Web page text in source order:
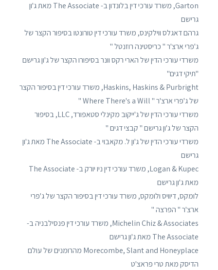
Garton, משרד עורכי דין בלונדון ב- The Associate מאת ג'ון
גרישם
גרהם דאגלס ווילקינס, משרד עורכי דין טורונטו בסיפור הקצר של
ג'פרי ארצ'ר " כריסטינה רוזנטל "
משרדי עורכי הדין של הארי רקס וונר בסיפורו הקצר של ג'ון גרישם
"תיקי דגים"
Haskins, Haskins & Purbright, משרד עורכי דין בסיפור הקצר
של ג'פרי ארצ'ר " Where There's a Will "
משרדי עורכי הדין של ג'ייקוב מקינלי סטאפורד, LLC, בסיפור
הקצר של ג'ון גרישם " קבצי דגים "
משרדי עורכי הדין של ג'ון ל. מקאבוי ב- The Associate מאת ג'ון
גרישם
Logan & Kupec, משרד עורכי דין ניו יורק ב- The Associate
מאת ג'ון גרישם
לומקס, דיוויס ולומקס, משרד עורכי דין בסיפור הקצר של ג'פרי
ארצ'ר " הפרצה "
Michelin Chiz & Associates, משרד עורכי דין פנסילבניה ב-
The Associate מאת ג'ון גרישם
Morecombe, Slant and Honeyplace מהרומנים של עולם
הדיסק מאת טרי פראצ'ט